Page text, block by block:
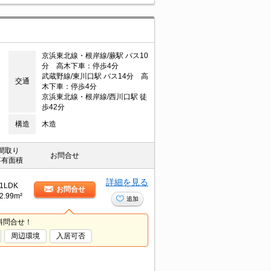
交通
京浜東北線・根岸線/蕨駅 バス10
分 高木下車：停歩4分
武蔵野線/東川口駅 バス14分 高
木下車：停歩4分
京浜東北線・根岸線/西川口駅 徒
歩42分
構造 木造
取り
有面積
お問合せ
お問合せ
詳細を見る
追加
合せ！
周辺環境
入居可否